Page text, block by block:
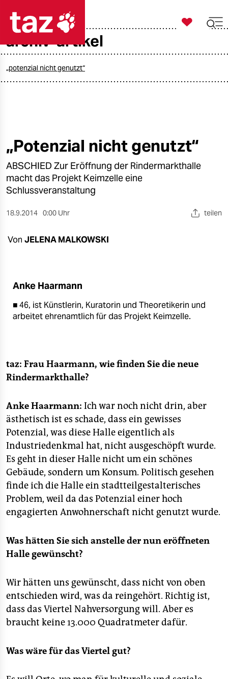
öko
gesellschaft
kultur
sport
verlag
verlag
fragen & hilfe
unterstützen
abo
genossenschaft
epaper login

taz zahl ich
archiv-artikel
„potenzial nicht genutzt“
„Potenzial nicht genutzt“
ABSCHIED Zur Eröffnung der Rindermarkthalle
macht das Projekt Keimzelle eine
Schlussveranstaltung
18.9.2014 0:00 Uhr teilen
Von JELENA MALKOWSKI
Anke Haarmann
■ 46, ist Künstlerin, Kuratorin und Theoretikerin und
arbeitet ehrenamtlich für das Projekt Keimzelle.
taz: Frau Haarmann, wie finden Sie die neue
Rindermarkthalle?
Anke Haarmann: Ich war noch nicht drin, aber
ästhetisch ist es schade, dass ein gewisses
Potenzial, was diese Halle eigentlich als
Industriedenkmal hat, nicht ausgeschöpft wurde.
Es geht in dieser Halle nicht um ein schönes
Gebäude, sondern um Konsum. Politisch gesehen
finde ich die Halle ein stadtteilgestalterisches
Problem, weil da das Potenzial einer hoch
engagierten Anwohnerschaft nicht genutzt wurde.
Was hätten Sie sich anstelle der nun eröffneten
Halle gewünscht?
Wir hätten uns gewünscht, dass nicht von oben
entschieden wird, was da reingehört. Richtig ist,
dass das Viertel Nahversorgung will. Aber es
braucht keine 13.000 Quadratmeter dafür.
Was wäre für das Viertel gut?